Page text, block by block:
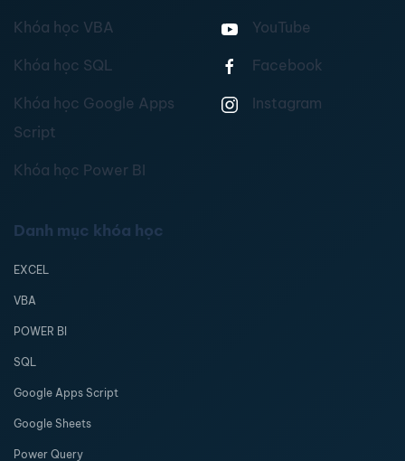
Khóa học VBA
Khóa học SQL
Khóa học Google Apps
Script
Khóa học Power BI
YouTube
Facebook
Instagram
Danh mục khóa học
EXCEL
VBA
POWER BI
SQL
Google Apps Script
Google Sheets
Power Query